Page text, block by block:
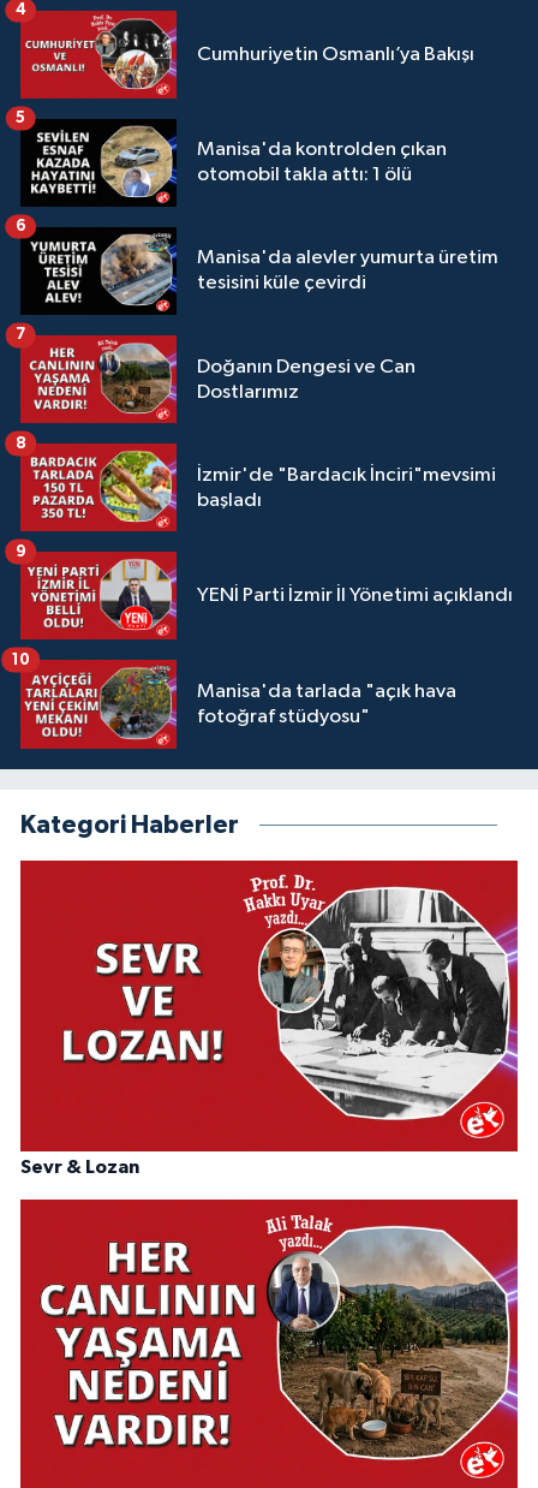
Cumhuriyetin Osmanlı’ya Bakışı
4
Manisa'da kontrolden çıkan
otomobil takla attı: 1 ölü
5
Manisa'da alevler yumurta üretim
tesisini küle çevirdi
6
Doğanın Dengesi ve Can
Dostlarımız
7
İzmir'de "Bardacık İnciri"mevsimi
başladı
8
YENİ Parti İzmir İl Yönetimi açıklandı
9
Manisa'da tarlada "açık hava
fotoğraf stüdyosu"
10
Kategori Haberler
Sevr & Lozan